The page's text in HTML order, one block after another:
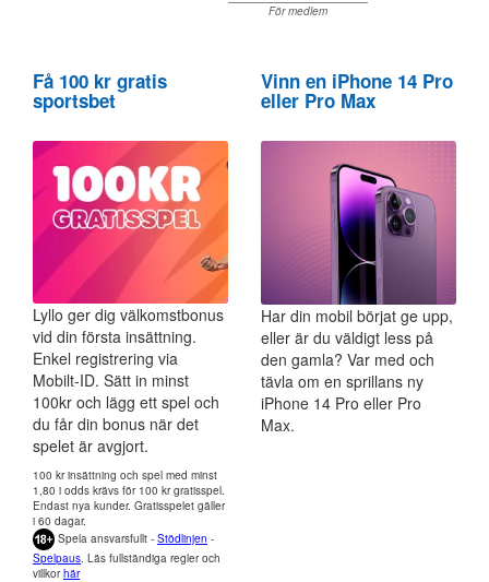
För medlem
Få 100 kr gratis
sportsbet
Lyllo ger dig välkomstbonus
vid din första insättning.
Enkel registrering via
Mobilt-ID. Sätt in minst
100kr och lägg ett spel och
du får din bonus när det
spelet är avgjort.
100 kr insättning och spel med minst
1,80 i odds krävs för 100 kr gratisspel.
Endast nya kunder. Gratisspelet gäller
i 60 dagar.
Spela ansvarsfullt - Stödlinjen -
Spelpaus. Läs fullständiga regler och
villkorhär
Vinn en iPhone 14 Pro
eller Pro Max
Har din mobil börjat ge upp,
eller är du väldigt less på
den gamla? Var med och
tävla om en sprillans ny
iPhone 14 Pro eller Pro
Max.